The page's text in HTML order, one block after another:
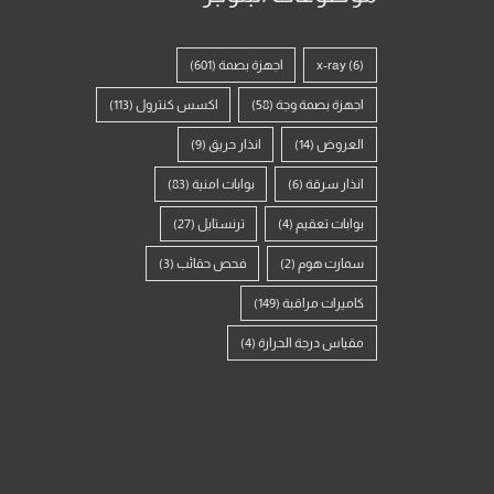
x-ray (6) اجهزة بصمة (601)
اجهزة بصمة وجة(58) اكسس كنترول (113)
العروض(14) انذار حريق (9)
انذار سرقة(6) بوابات امنية (83)
بوابات تعقيم (4) ترنستايل (27)
سمارت هوم (2) فحص حقائب (3)
كاميرات مراقبة(149)
مقياس درجة الحرارة(4)